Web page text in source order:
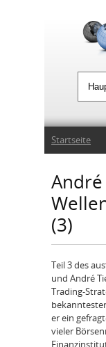
Sie
Startseite
(3)
Teil 3 des
und André
Trading-
er ein
vieler